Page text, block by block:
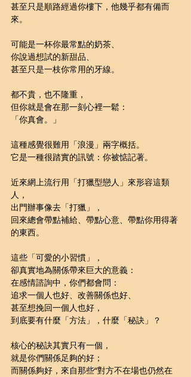
甚至只是順路經過你樓下，他幾乎都有備而
來。
可能是一杯你最常點的奶茶、
你說過想試的新甜品、
甚至只是一枝你常用的牙線。
都不貴，也不隆重，
但你就是會在那一刻心裡一鬆：
「你真會。」
這種感覺很難用「浪漫」兩字概括。
它是一種很踏實的訊號：你被惦記著。
近來網上流行用「打獵型戀人」來形容這類
人，
出門辦事像去「打獵」，
回來總會帶點補給、帶點心意、帶點你用得著
的東西。
這些「可愛的小習慣」，
卻真實地為關係帶來巨大的意義：
在感情諮詢中，你們都會問：
追求一個人也好、改善關係也好、
甚至想挽回一個人也好，
到底要有什麼「方法」，什麼「秘訣」？
核心的秘訣其實只有一個，
就是你們關係足夠的好；
而關係夠好，來自那些“對方不在場也仍然在